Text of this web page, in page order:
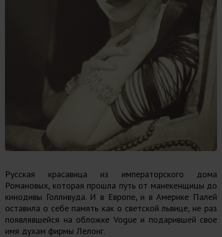
Русская красавица из императорского дома
Романовых, которая прошла путь от манекенщицы до
кинодивы Голливуда. И в Европе, и в Америке Палей
оставила о себе память как о светской львице, не раз
появлявшейся на обложке Vogue и подарившей свое
имя духам фирмы Лелонг.